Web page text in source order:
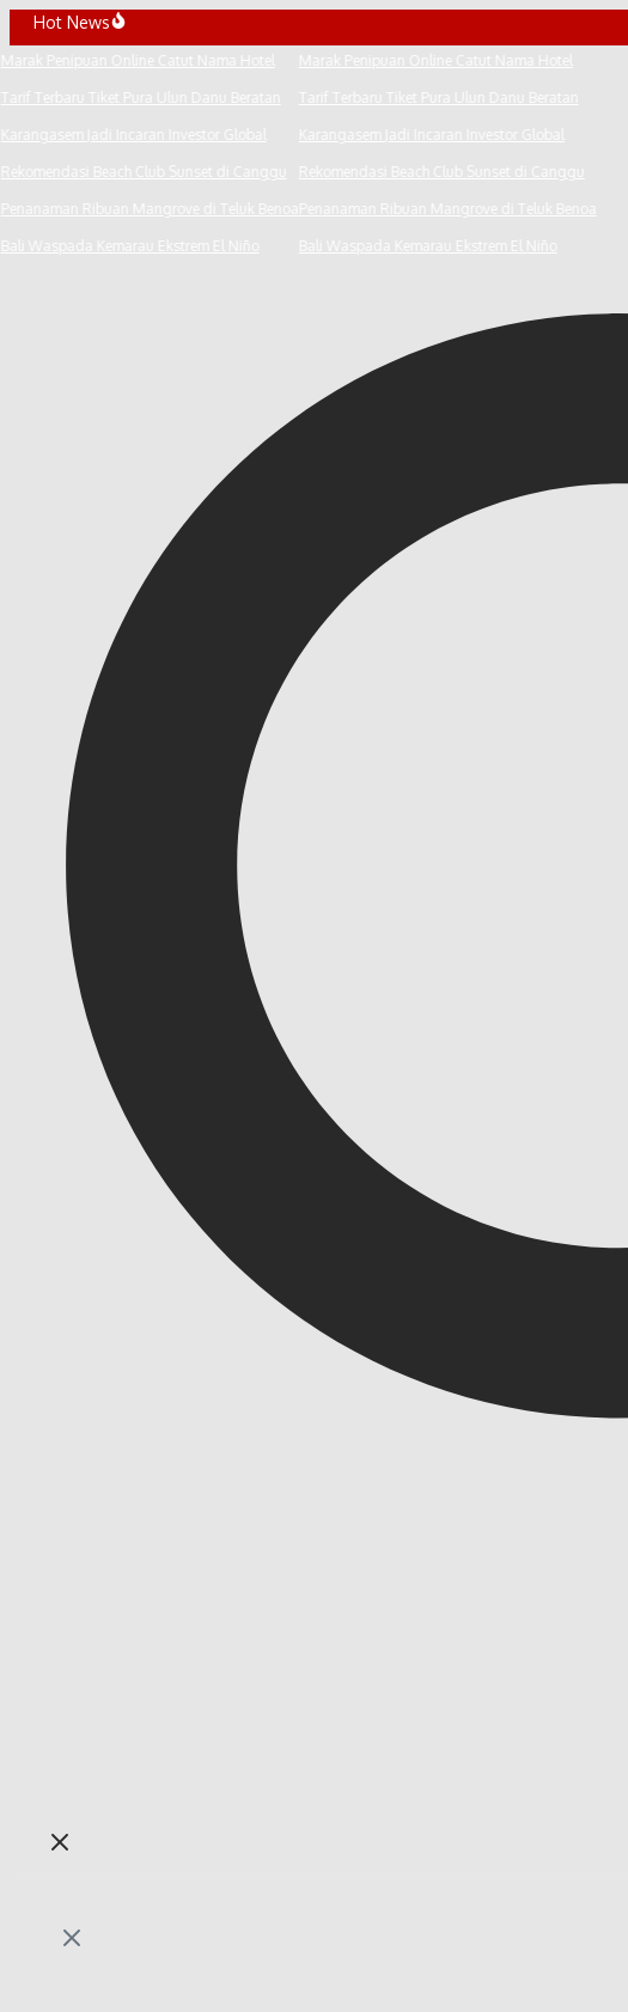
Lewati
ke
konten
Hot News
Penipuan Online Catut Nama Hotel
Terbaru Tiket Pura Ulun Danu Beratan
Jadi Incaran Investor Global
Beach Club Sunset di Canggu
Ribuan Mangrove di Teluk Benoa
Waspada Kemarau Ekstrem El Niño
Marak Penipuan Online Catut Nama Hotel
Tarif Terbaru Tiket Pura Ulun Danu Beratan
Karangasem Jadi Incaran Investor Global
Rekomendasi Beach Club Sunset di Canggu
Penanaman Ribuan Mangrove di Teluk Benoa
Bali Waspada Kemarau Ekstrem El Niño